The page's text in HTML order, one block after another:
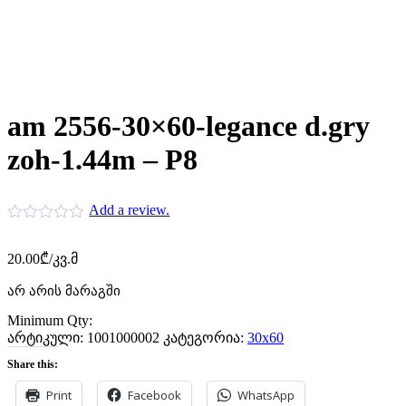
am 2556-30×60-legance d.gry
zoh-1.44m – P8
Add a review.
20.00₾/კვ.მ
არ არის მარაგში
Minimum Qty:
არტიკული: 1001000002 კატეგორია: 30x60
Share this:
Print Facebook WhatsApp